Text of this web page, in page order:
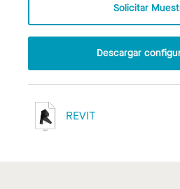
Solicitar
Descargar
REVIT